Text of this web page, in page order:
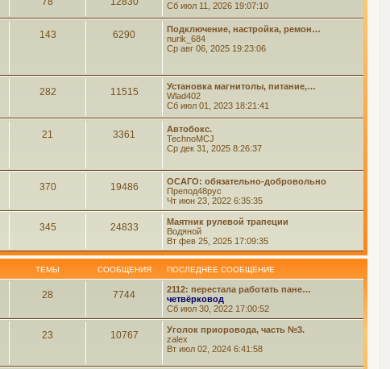
Сб июл 11, 2026 19:07:10
143 6290
Подключение, настройка, ремон…
nurik_684
Ср авг 06, 2025 19:23:06
282 11515
Установка магнитолы, питание,…
Wlad402
Сб июл 01, 2023 18:21:41
21 3361
Автобокс.
TechnoMCJ
Ср дек 31, 2025 8:26:37
370 19486
ОСАГО: обязательно-добровольно
Препод48рус
Чт июн 23, 2022 6:35:35
345 24833
Маятник рулевой трапеции
Водяной
Вт фев 25, 2025 17:09:35
ТЕМЫ СООБЩЕНИЯ ПОСЛЕДНЕЕ СООБЩЕНИЕ
28 7744
2112: перестала работать пане…
четвёрковод
Сб июл 30, 2022 17:00:52
23 10767
Уголок приоровода, часть №3.
zalex
Вт июл 02, 2024 6:41:58